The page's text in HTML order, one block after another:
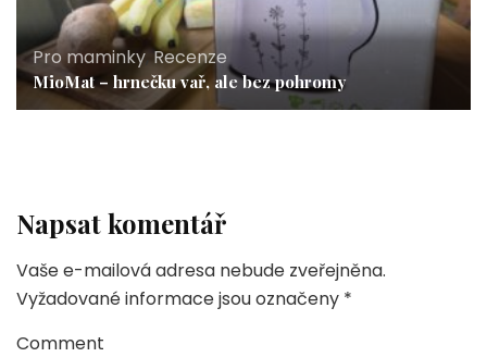
Pro maminky,Recenze
MioMat – hrnečku vař, ale bez pohromy
Napsat komentář
Vaše e-mailová adresa nebude zveřejněna.
Vyžadované informace jsou označeny *
Comment